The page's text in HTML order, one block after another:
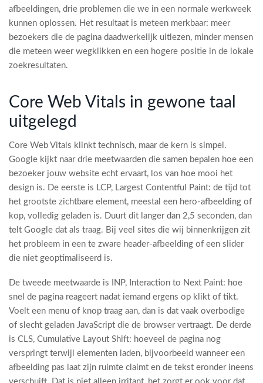
afbeeldingen, drie problemen die we in een normale werkweek
kunnen oplossen. Het resultaat is meteen merkbaar: meer
bezoekers die de pagina daadwerkelijk uitlezen, minder mensen
die meteen weer wegklikken en een hogere positie in de lokale
zoekresultaten.
Core Web Vitals in gewone taal
uitgelegd
Core Web Vitals klinkt technisch, maar de kern is simpel.
Google kijkt naar drie meetwaarden die samen bepalen hoe een
bezoeker jouw website echt ervaart, los van hoe mooi het
design is. De eerste is LCP, Largest Contentful Paint: de tijd tot
het grootste zichtbare element, meestal een hero-afbeelding of
kop, volledig geladen is. Duurt dit langer dan 2,5 seconden, dan
telt Google dat als traag. Bij veel sites die wij binnenkrijgen zit
het probleem in een te zware header-afbeelding of een slider
die niet geoptimaliseerd is.
De tweede meetwaarde is INP, Interaction to Next Paint: hoe
snel de pagina reageert nadat iemand ergens op klikt of tikt.
Voelt een menu of knop traag aan, dan is dat vaak overbodige
of slecht geladen JavaScript die de browser vertraagt. De derde
is CLS, Cumulative Layout Shift: hoeveel de pagina nog
verspringt terwijl elementen laden, bijvoorbeeld wanneer een
afbeelding pas laat zijn ruimte claimt en de tekst eronder ineens
verschuift. Dat is niet alleen irritant, het zorgt er ook voor dat